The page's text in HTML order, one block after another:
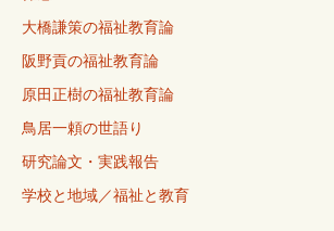
大橋謙策の福祉教育論
阪野貢の福祉教育論
原田正樹の福祉教育論
鳥居一頼の世語り
研究論文・実践報告
学校と地域／福祉と教育